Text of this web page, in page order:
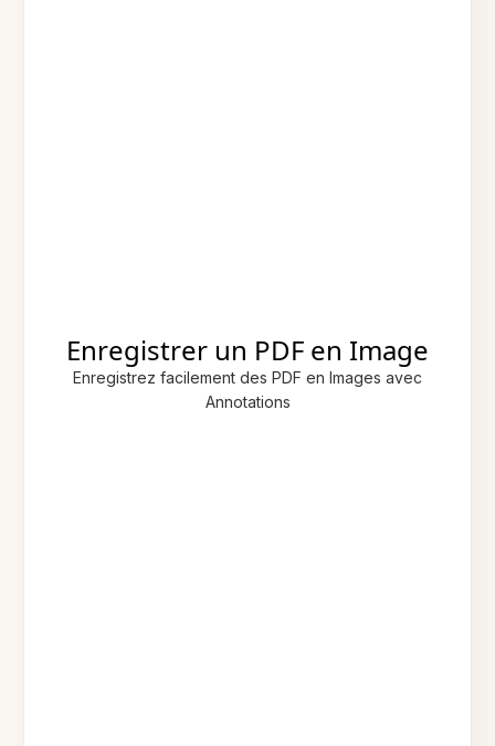
Enregistrer un PDF en Image
Enregistrez facilement des PDF en Images avec
Annotations